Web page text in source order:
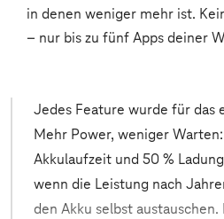
in denen weniger mehr ist.
– nur bis zu fünf Apps deiner
Jedes Feature wurde für das
Mehr Power, weniger Warten:
Akkulaufzeit und 50 %
wenn die Leistung nach
den Akku selbst